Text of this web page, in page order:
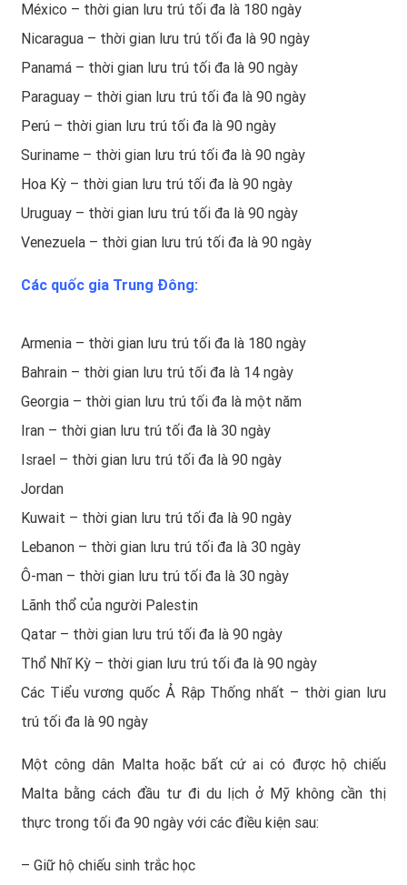
México – thời gian lưu trú tối đa là 180 ngày
Nicaragua – thời gian lưu trú tối đa là 90 ngày
Panamá – thời gian lưu trú tối đa là 90 ngày
Paraguay – thời gian lưu trú tối đa là 90 ngày
Perú – thời gian lưu trú tối đa là 90 ngày
Suriname – thời gian lưu trú tối đa là 90 ngày
Hoa Kỳ – thời gian lưu trú tối đa là 90 ngày
Uruguay – thời gian lưu trú tối đa là 90 ngày
Venezuela – thời gian lưu trú tối đa là 90 ngày
Các quốc gia Trung Đông:
Armenia – thời gian lưu trú tối đa là 180 ngày
Bahrain – thời gian lưu trú tối đa là 14 ngày
Georgia – thời gian lưu trú tối đa là một năm
Iran – thời gian lưu trú tối đa là 30 ngày
Israel – thời gian lưu trú tối đa là 90 ngày
Jordan
Kuwait – thời gian lưu trú tối đa là 90 ngày
Lebanon – thời gian lưu trú tối đa là 30 ngày
Ô-man – thời gian lưu trú tối đa là 30 ngày
Lãnh thổ của người Palestin
Qatar – thời gian lưu trú tối đa là 90 ngày
Thổ Nhĩ Kỳ – thời gian lưu trú tối đa là 90 ngày
Các Tiểu vương quốc Ả Rập Thống nhất – thời gian lưu
trú tối đa là 90 ngày
Một công dân Malta hoặc bất cứ ai có được hộ chiếu
Malta bằng cách đầu tư đi du lịch ở Mỹ không cần thị
thực trong tối đa 90 ngày với các điều kiện sau:
– Giữ hộ chiếu sinh trắc học